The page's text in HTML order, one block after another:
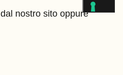
dal nostro sito oppure